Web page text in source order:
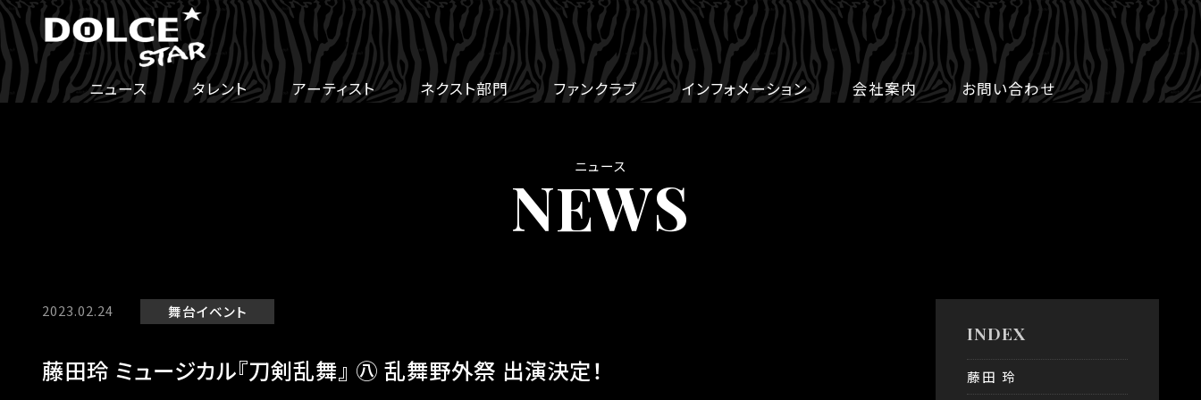
ニュース タレント アーティスト ネクスト部門 ファンクラブ インフォメーション 会社案内 お問い合わせ
ニュース
NEWS
2023.02.24 舞台イベント
藤田玲 ミュージカル『刀剣乱舞』 ㊇ 乱舞野外祭 出演決定！
INDEX
藤田 玲